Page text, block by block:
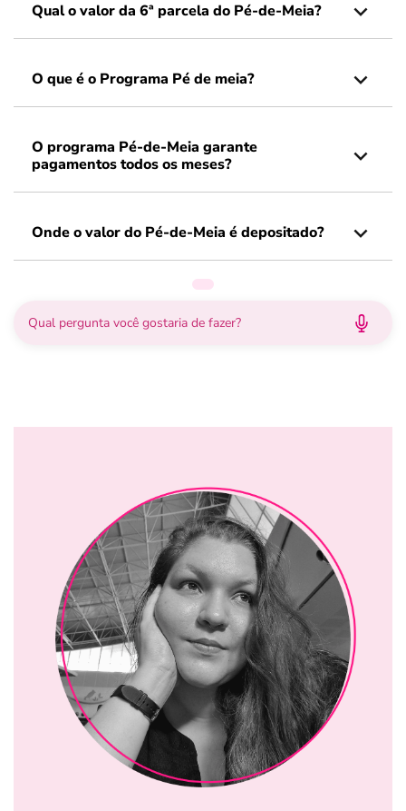
Qual o valor da 6ª parcela do Pé-de-Meia?
O que é o Programa Pé de meia?
O programa Pé-de-Meia garante
pagamentos todos os meses?
Onde o valor do Pé-de-Meia é depositado?